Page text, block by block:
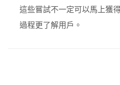
這些嘗試不一定可以馬上獲
過程更了解用戶。